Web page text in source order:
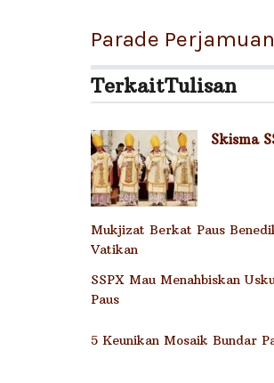
Parade
TerkaitTulisan
Skisma
Mukjizat Berkat Paus
Vatikan
SSPX Mau Menahbiskan
Paus
5 Keunikan Mosaik Bundar